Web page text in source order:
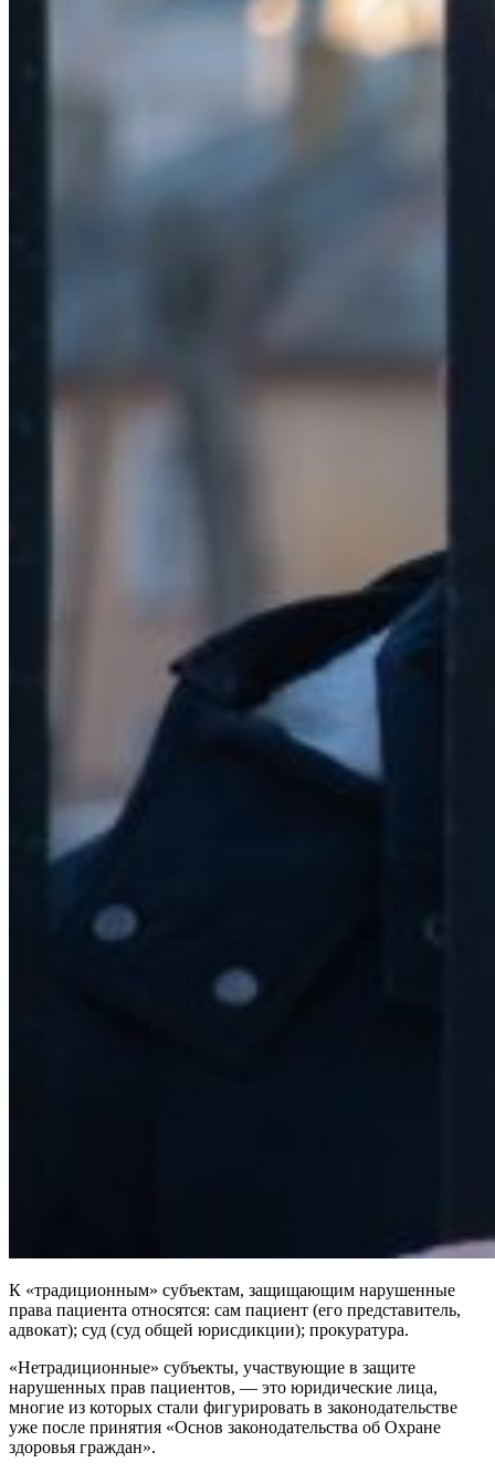
К «традиционным» субъектам, защищающим нарушенные
права пациента относятся: сам пациент (его представитель,
адвокат); суд (суд общей юрисдикции); прокуратура.
«Нетрадиционные» субъекты, участвующие в защите
нарушенных прав пациентов, — это юридические лица,
многие из которых стали фигурировать в законодательстве
уже после принятия «Основ законодательства об Охране
здоровья граждан».